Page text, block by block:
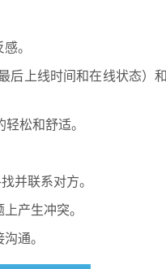
。
后上线时间和在线状态）
松和舒适。
并联系对方。
产生冲突。
通。